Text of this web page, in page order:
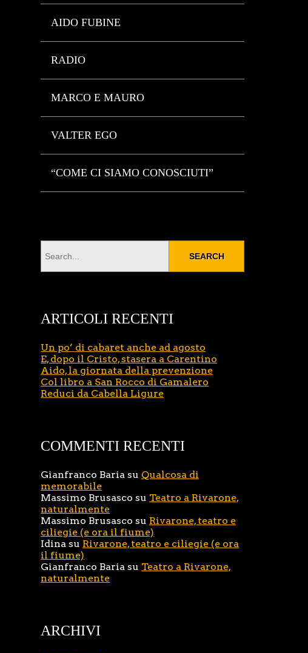
AIDO FUBINE
RADIO
MARCO E MAURO
VALTER EGO
“COME CI SIAMO CONOSCIUTI”
ARTICOLI RECENTI
Un po’ di cabaret anche ad agosto
E, dopo il Cristo, stasera a Carentino
Aido, la giornata della prevenzione
Col libro a San Rocco di Gamalero
Reduci da Cabella Ligure
COMMENTI RECENTI
Gianfranco Baria su Qualcosa di
memorabile
Massimo Brusasco su Teatro a Rivarone,
naturalmente
Massimo Brusasco su Rivarone, teatro e
ciliegie (e ora il fiume)
Idina su Rivarone, teatro e ciliegie (e ora
il fiume)
Gianfranco Baria su Teatro a Rivarone,
naturalmente
ARCHIVI